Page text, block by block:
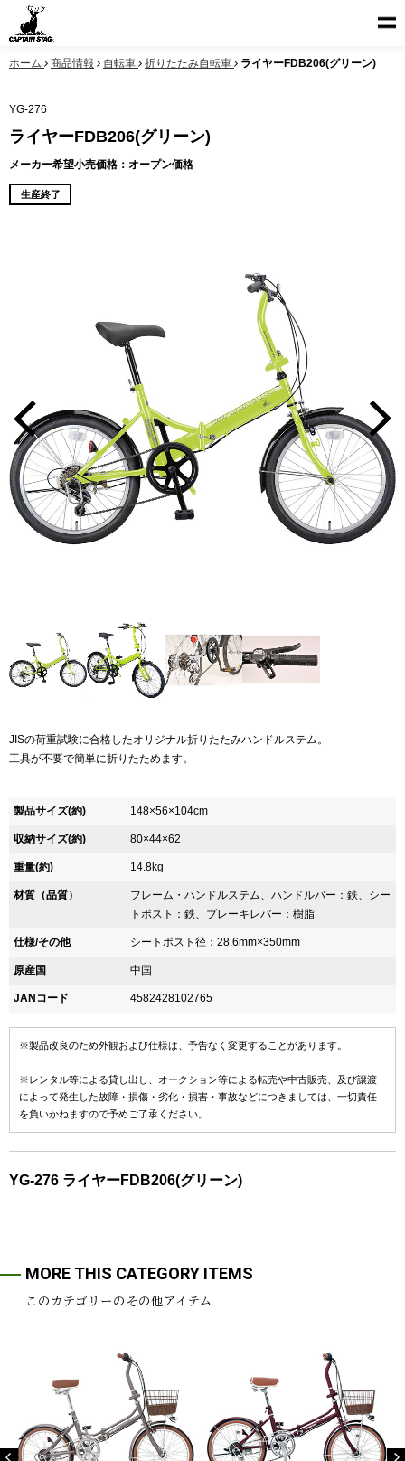
ホーム 商品情報 自転車 折りたたみ自転車 ライヤーFDB206(グリーン)
YG-276
ライヤーFDB206(グリーン)
メーカー希望小売価格：オープン価格
生産終了
JISの荷重試験に合格したオリジナル折りたたみハンドルステム。
工具が不要で簡単に折りたためます。
製品サイズ(約) 148×56×104cm
収納サイズ(約) 80×44×62
重量(約) 14.8kg
材質（品質）
フレーム・ハンドルステム、ハンドルバー：鉄、シー
トポスト：鉄、ブレーキレバー：樹脂
仕様/その他 シートポスト径：28.6mm×350mm
原産国 中国
JANコード 4582428102765
※製品改良のため外観および仕様は、予告なく変更することがあります。
※レンタル等による貸し出し、オークション等による転売や中古販売、及び譲渡
によって発生した故障・損傷・劣化・損害・事故などにつきましては、一切責任
を負いかねますので予めご了承ください。
YG-276 ライヤーFDB206(グリーン)
MORE THIS CATEGORY ITEMS
このカテゴリーのその他アイテム